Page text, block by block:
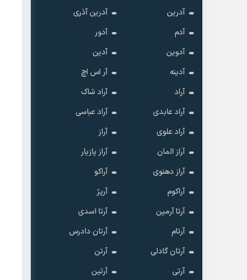
آدرین
آدرین آذری
آدم
آدور
آدوین
آدین
آدینه
آر اس اچ
آراد
آراد شاک
آراد عابدی
آراد عباسی
آراد علوی
آراز
آراز المان
آراز پازیار
آراز دهنوی
آراکو
آراکوم
آرپژ
آرتا آرمین
آرتا اسدی
آرتام
آرتان دادرس
آرتان گادلی
آرتن
آرتی
آرتین